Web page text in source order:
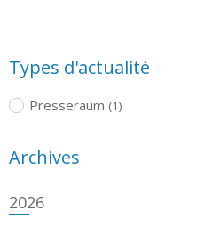
Types d'actualité
Presseraum (1)
Archives
2026